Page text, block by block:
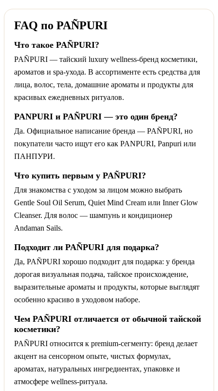
FAQ по PAÑPURI
Что такое PAÑPURI?
PAÑPURI — тайский luxury wellness-бренд косметики,
ароматов и spa-ухода. В ассортименте есть средства для
лица, волос, тела, домашние ароматы и продукты для
красивых ежедневных ритуалов.
PANPURI и PAÑPURI — это один бренд?
Да. Официальное написание бренда — PAÑPURI, но
покупатели часто ищут его как PANPURI, Panpuri или
ПАНПУРИ.
Что купить первым у PAÑPURI?
Для знакомства с уходом за лицом можно выбрать
Gentle Soul Oil Serum, Quiet Mind Cream или Inner Glow
Cleanser. Для волос — шампунь и кондиционер
Andaman Sails.
Подходит ли PAÑPURI для подарка?
Да, PAÑPURI хорошо подходит для подарка: у бренда
дорогая визуальная подача, тайское происхождение,
выразительные ароматы и продукты, которые выглядят
особенно красиво в уходовом наборе.
Чем PAÑPURI отличается от обычной тайской
косметики?
PAÑPURI относится к premium-сегменту: бренд делает
акцент на сенсорном опыте, чистых формулах,
ароматах, натуральных ингредиентах, упаковке и
атмосфере wellness-ритуала.